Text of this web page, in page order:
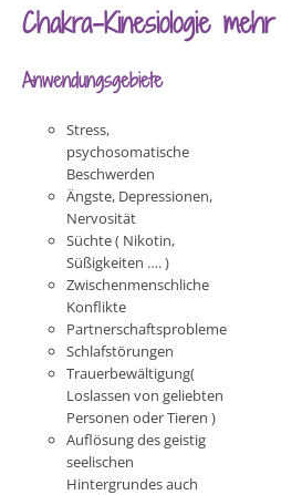
Chakra-Kinesiologie mehr
Anwendungsgebiete
Stress,
psychosomatische
Beschwerden
Ängste, Depressionen,
Nervosität
Süchte ( Nikotin,
Süßigkeiten …. )
Zwischenmenschliche
Konflikte
Partnerschaftsprobleme
Schlafstörungen
Trauerbewältigung(
Loslassen von geliebten
Personen oder Tieren )
Auflösung des geistig
seelischen
Hintergrundes auch